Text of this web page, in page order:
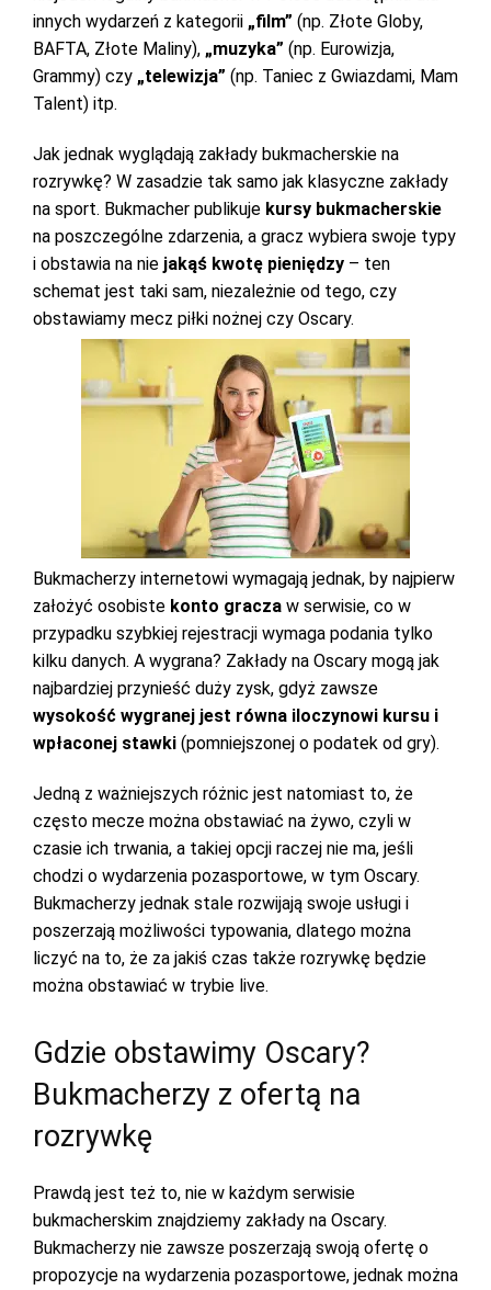
innych wydarzeń z kategorii „film” (np. Złote Globy,
BAFTA, Złote Maliny), „muzyka” (np. Eurowizja,
Grammy) czy „telewizja” (np. Taniec z Gwiazdami, Mam
Talent) itp.
Jak jednak wyglądają zakłady bukmacherskie na
rozrywkę? W zasadzie tak samo jak klasyczne zakłady
na sport. Bukmacher publikuje kursy bukmacherskie
na poszczególne zdarzenia, a gracz wybiera swoje typy
i obstawia na nie jakąś kwotę pieniędzy – ten
schemat jest taki sam, niezależnie od tego, czy
obstawiamy mecz piłki nożnej czy Oscary.
Bukmacherzy internetowi wymagają jednak, by najpierw
założyć osobiste konto gracza w serwisie, co w
przypadku szybkiej rejestracji wymaga podania tylko
kilku danych. A wygrana? Zakłady na Oscary mogą jak
najbardziej przynieść duży zysk, gdyż zawsze
wysokość wygranej jest równa iloczynowi kursu i
wpłaconej stawki (pomniejszonej o podatek od gry).
Jedną z ważniejszych różnic jest natomiast to, że
często mecze można obstawiać na żywo, czyli w
czasie ich trwania, a takiej opcji raczej nie ma, jeśli
chodzi o wydarzenia pozasportowe, w tym Oscary.
Bukmacherzy jednak stale rozwijają swoje usługi i
poszerzają możliwości typowania, dlatego można
liczyć na to, że za jakiś czas także rozrywkę będzie
można obstawiać w trybie live.
Gdzie obstawimy Oscary?
Bukmacherzy z ofertą na
rozrywkę
Prawdą jest też to, nie w każdym serwisie
bukmacherskim znajdziemy zakłady na Oscary.
Bukmacherzy nie zawsze poszerzają swoją ofertę o
propozycje na wydarzenia pozasportowe, jednak można